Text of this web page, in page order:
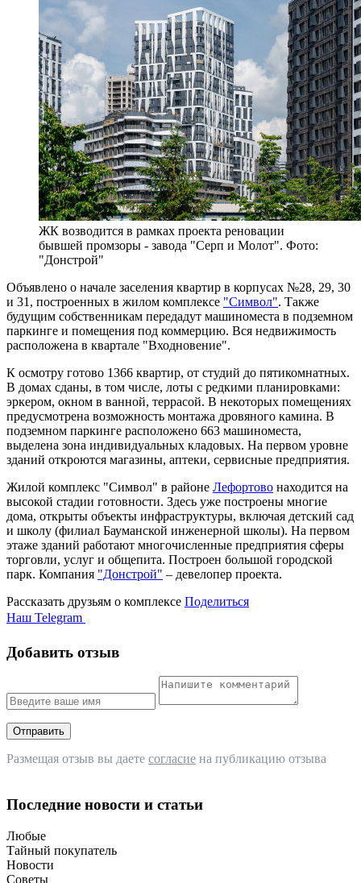
ЖК возводится в рамках проекта реновации
бывшей промзоры - завода "Серп и Молот". Фото:
"Донстрой"
Объявлено о начале заселения квартир в корпусах №28, 29, 30
и 31, построенных в жилом комплексе "Символ". Также
будущим собственникам передадут машиноместа в подземном
паркинге и помещения под коммерцию. Вся недвижимость
расположена в квартале "Входновение".
К осмотру готово 1366 квартир, от студий до пятикомнатных.
В домах сданы, в том числе, лоты с редкими планировками:
эркером, окном в ванной, террасой. В некоторых помещениях
предусмотрена возможность монтажа дровяного камина. В
подземном паркинге расположено 663 машиноместа,
выделена зона индивидуальных кладовых. На первом уровне
зданий откроются магазины, аптеки, сервисные предприятия.
Жилой комплекс "Символ" в районе Лефортово находится на
высокой стадии готовности. Здесь уже построены многие
дома, открыты объекты инфраструктуры, включая детский сад
и школу (филиал Бауманской инженерной школы). На первом
этаже зданий работают многочисленные предприятия сферы
торговли, услуг и общепита. Построен большой городской
парк. Компания "Донстрой" – девелопер проекта.
Рассказать друзьям о комплексе Поделиться
Наш Telegram
Добавить отзыв
Отправить
Размещая отзыв вы даете согласие на публикацию отзыва
Последние новости и статьи
Любые
Тайный покупатель
Новости
Советы